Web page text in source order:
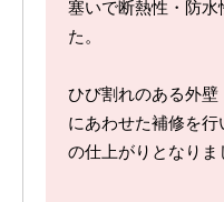
塞いで断熱性・防水
た。
ひび割れのある外
にあわせた補修を
の仕上がりとなりま